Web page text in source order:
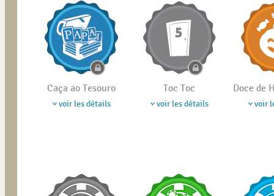
Caça ao Tesouro
voir les détails
Toc Toc
voir les détails
Doce de
voir